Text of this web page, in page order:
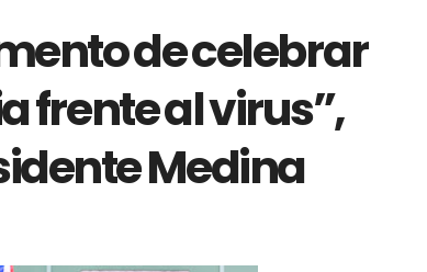
de celebrar
frente al virus”,
Medina